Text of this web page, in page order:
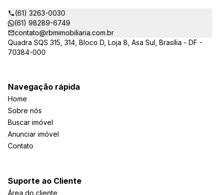
(61) 3263-0030
(61) 98289-6749
contato@rbmimobiliaria.com.br
Quadra SQS 315, 314, Bloco D, Loja 8, Asa Sul, Brasília - DF -
70384-000
Navegação rápida
Home
Sobre nós
Buscar imóvel
Anunciar imóvel
Contato
Suporte ao Cliente
Área do cliente